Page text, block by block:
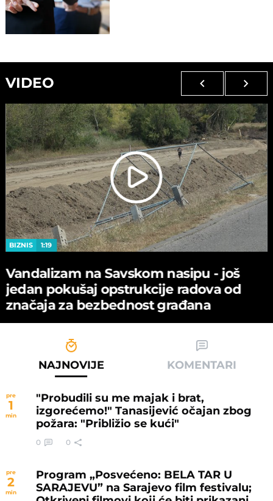
VIDEO
BIZNIS 1:19
Vandalizam na Savskom nasipu - јoš
јedan pokušaј opstrukciјe radova od
značaјa za bezbednost građana
NAJNOVIJE KOMENTARI
pre
1
min
"Probudili su me majak i brat,
izgorećemo!" Tanasijević očajan zbog
požara: "Približio se kući"
0 0
pre
2
min
Program „Posvećeno: BELA TAR U
SARAJEVU” na Sarajevo film festivalu;